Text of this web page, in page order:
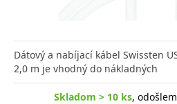
Dátový a nabíjací kábel Swissten
2,0 m je vhodný do nákladných
Skladom > 10 ks,